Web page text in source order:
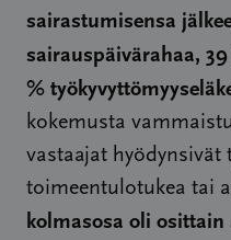
sairastumisensa
sairauspäivärahaa,
%
kokemusta
vastaajat hyödynsivät
toimeentulotukea tai
kolmasosa oli